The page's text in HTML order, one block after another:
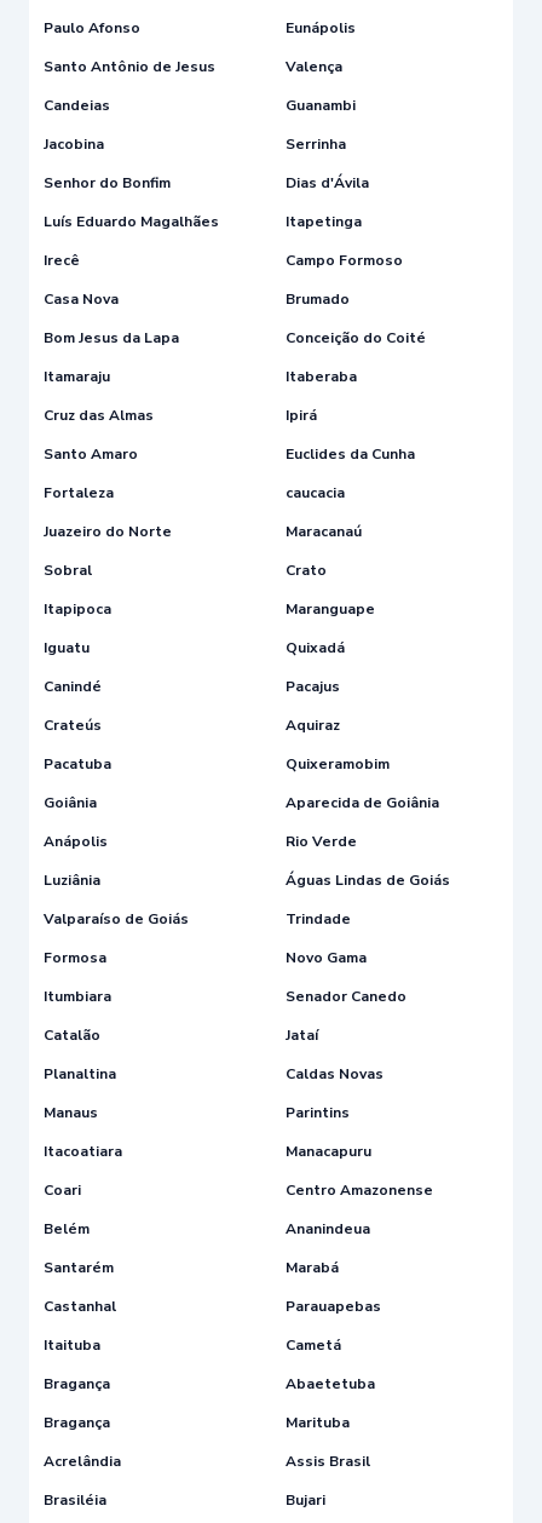
Paulo Afonso
Eunápolis
Santo Antônio de Jesus
Valença
Candeias
Guanambi
Jacobina
Serrinha
Senhor do Bonfim
Dias d'Ávila
Luís Eduardo Magalhães
Itapetinga
Irecê
Campo Formoso
Casa Nova
Brumado
Bom Jesus da Lapa
Conceição do Coité
Itamaraju
Itaberaba
Cruz das Almas
Ipirá
Santo Amaro
Euclides da Cunha
Fortaleza
caucacia
Juazeiro do Norte
Maracanaú
Sobral
Crato
Itapipoca
Maranguape
Iguatu
Quixadá
Canindé
Pacajus
Crateús
Aquiraz
Pacatuba
Quixeramobim
Goiânia
Aparecida de Goiânia
Anápolis
Rio Verde
Luziânia
Águas Lindas de Goiás
Valparaíso de Goiás
Trindade
Formosa
Novo Gama
Itumbiara
Senador Canedo
Catalão
Jataí
Planaltina
Caldas Novas
Manaus
Parintins
Itacoatiara
Manacapuru
Coari
Centro Amazonense
Belém
Ananindeua
Santarém
Marabá
Castanhal
Parauapebas
Itaituba
Cametá
Bragança
Abaetetuba
Bragança
Marituba
Acrelândia
Assis Brasil
Brasiléia
Bujari